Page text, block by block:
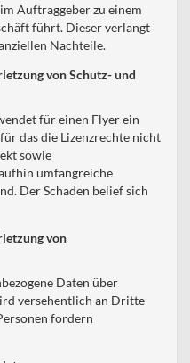
Auftraggeber zu einem
führt. Dieser verlangt
Nachteile.
von Schutz- und
für einen Flyer ein
das die Lizenzrechte nicht
sowie
umfangreiche
Der Schaden belief sich
von
Daten über
versehentlich an Dritte
fordern